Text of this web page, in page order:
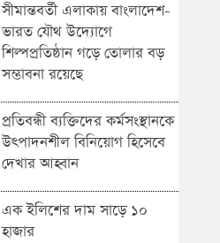
সীমান্তবর্তী এলাকায় বাংলাদেশ-
ভারত যৌথ উদ্যোগে
শিল্পপ্রতিষ্ঠান গড়ে তোলার বড়
সম্ভাবনা রয়েছে
প্রতিবন্ধী ব্যক্তিদের কর্মসংস্থানকে
উৎপাদনশীল বিনিয়োগ হিসেবে
দেখার আহ্বান
এক ইলিশের দাম সাড়ে ১০
হাজার